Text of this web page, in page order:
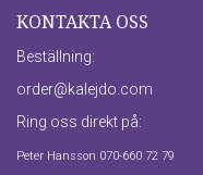
KONTAKTA OSS
Beställning:
order@kalejdo.com
Ring oss direkt på:
Peter Hansson 070-660 72 79